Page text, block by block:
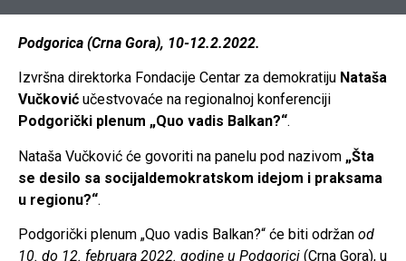
Podgorica (Crna Gora), 10-12.2.2022.
Izvršna direktorka Fondacije Centar za demokratiju Nataša
Vučković učestvovaće na regionalnoj konferenciji
Podgorički plenum „Quo vadis Balkan?“.
Nataša Vučković će govoriti na panelu pod nazivom „Šta
se desilo sa socijaldemokratskom idejom i praksama
u regionu?“.
Podgorički plenum „Quo vadis Balkan?“ će biti održan od
10. do 12. februara 2022. godine u Podgorici (Crna Gora), u